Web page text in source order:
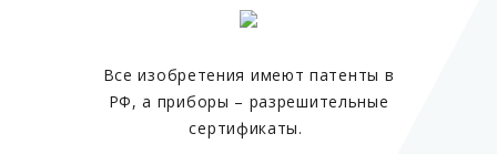
Все изобретения имеют патенты в
РФ, а приборы – разрешительные
сертификаты.